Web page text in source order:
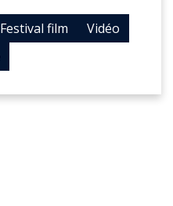
Festival film
Vidéo